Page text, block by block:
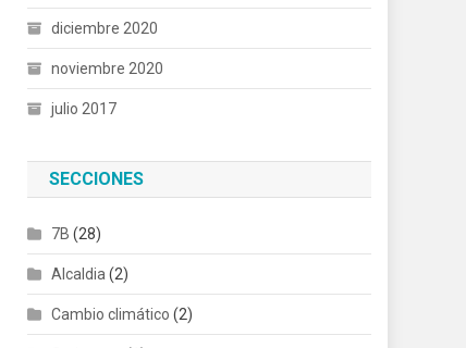
diciembre 2020
noviembre 2020
julio 2017
SECCIONES
7B (28)
Alcaldia (2)
Cambio climático (2)